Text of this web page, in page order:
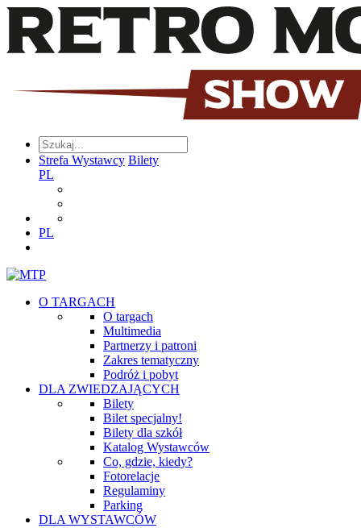
Strefa Wystawcy Bilety
PL
PL
O TARGACH
O targach
Multimedia
Partnerzy i patroni
Zakres tematyczny
Podróż i pobyt
DLA ZWIEDZAJĄCYCH
Bilety
Bilet specjalny!
Bilety dla szkół
Katalog Wystawców
Co, gdzie, kiedy?
Fotorelacje
Regulaminy
Parking
DLA WYSTAWCÓW